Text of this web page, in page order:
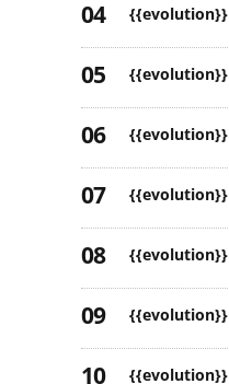
{{evolution}}
{{evolution}}
{{evolution}}
{{evolution}}
{{evolution}}
{{evolution}}
{{evolution}}